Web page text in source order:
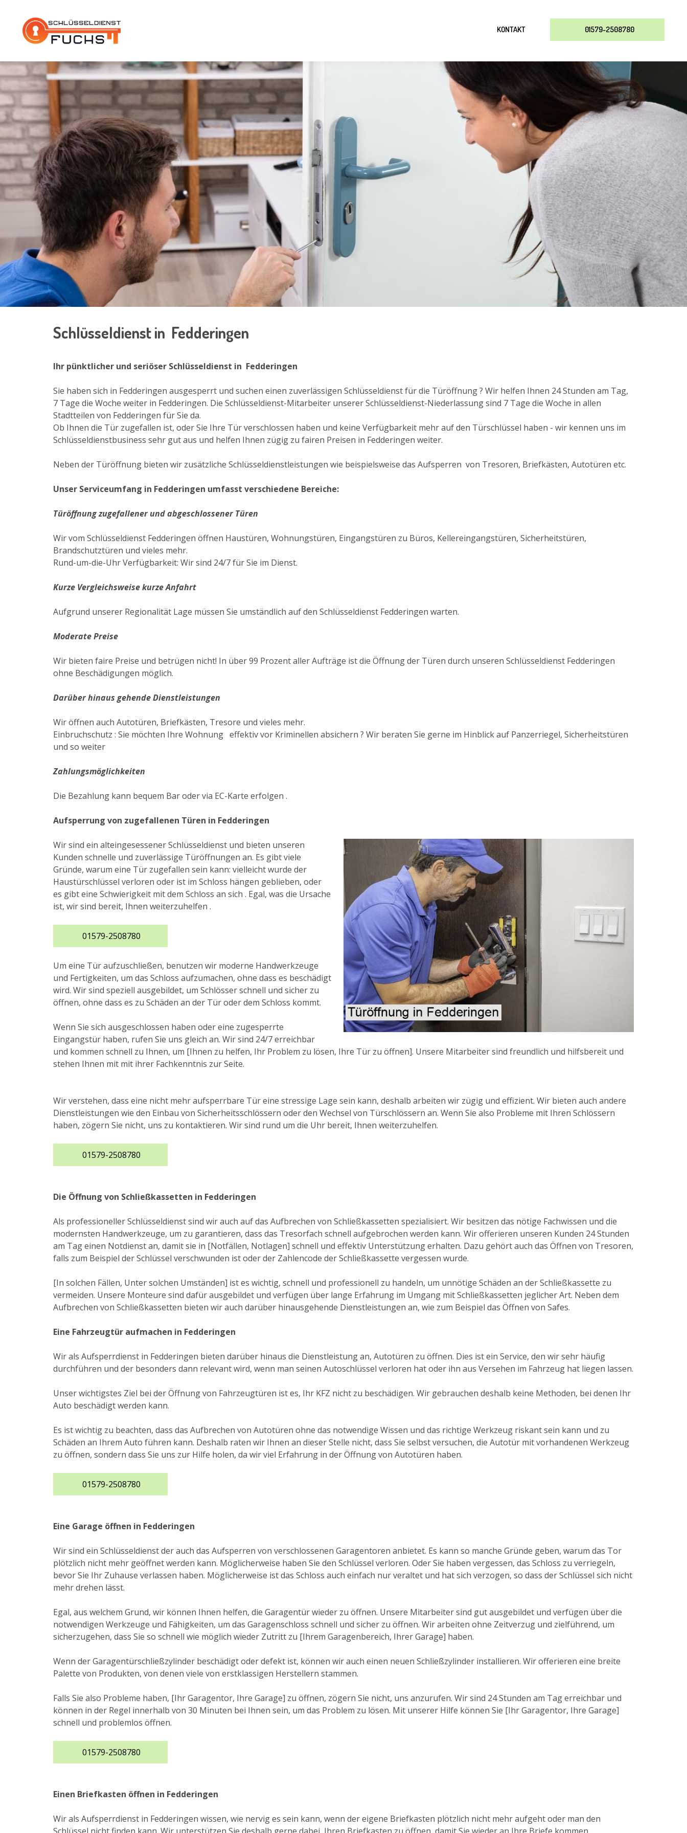
KONTAKT 01579-2508780
Schlüsseldienst in Fedderingen
Ihr pünktlicher und seriöser Schlüsseldienst in Fedderingen
Sie haben sich in Fedderingen ausgesperrt und suchen einen zuverlässigen Schlüsseldienst für die Türöffnung ? Wir helfen Ihnen 24 Stunden am Tag,
7 Tage die Woche weiter in Fedderingen. Die Schlüsseldienst-Mitarbeiter unserer Schlüsseldienst-Niederlassung sind 7 Tage die Woche in allen
Stadtteilen von Fedderingen für Sie da.
Ob Ihnen die Tür zugefallen ist, oder Sie Ihre Tür verschlossen haben und keine Verfügbarkeit mehr auf den Türschlüssel haben - wir kennen uns im
Schlüsseldienstbusiness sehr gut aus und helfen Ihnen zügig zu fairen Preisen in Fedderingen weiter.
Neben der Türöffnung bieten wir zusätzliche Schlüsseldienstleistungen wie beispielsweise das Aufsperren von Tresoren, Briefkästen, Autotüren etc.
Unser Serviceumfang in Fedderingen umfasst verschiedene Bereiche:
Türöffnung zugefallener und abgeschlossener Türen
Wir vom Schlüsseldienst Fedderingen öffnen Haustüren, Wohnungstüren, Eingangstüren zu Büros, Kellereingangstüren, Sicherheitstüren,
Brandschutztüren und vieles mehr.
Rund-um-die-Uhr Verfügbarkeit: Wir sind 24/7 für Sie im Dienst.
Kurze Vergleichsweise kurze Anfahrt
Aufgrund unserer Regionalität Lage müssen Sie umständlich auf den Schlüsseldienst Fedderingen warten.
Moderate Preise
Wir bieten faire Preise und betrügen nicht! In über 99 Prozent aller Aufträge ist die Öffnung der Türen durch unseren Schlüsseldienst Fedderingen
ohne Beschädigungen möglich.
Darüber hinaus gehende Dienstleistungen
Wir öffnen auch Autotüren, Briefkästen, Tresore und vieles mehr.
Einbruchschutz : Sie möchten Ihre Wohnung effektiv vor Kriminellen absichern ? Wir beraten Sie gerne im Hinblick auf Panzerriegel, Sicherheitstüren
und so weiter
Zahlungsmöglichkeiten
Die Bezahlung kann bequem Bar oder via EC-Karte erfolgen .
Aufsperrung von zugefallenen Türen in Fedderingen
Wir sind ein alteingesessener Schlüsseldienst und bieten unseren
Kunden schnelle und zuverlässige Türöffnungen an. Es gibt viele
Gründe, warum eine Tür zugefallen sein kann: vielleicht wurde der
Haustürschlüssel verloren oder ist im Schloss hängen geblieben, oder
es gibt eine Schwierigkeit mit dem Schloss an sich . Egal, was die Ursache
ist, wir sind bereit, Ihnen weiterzuhelfen .
01579-2508780
Um eine Tür aufzuschließen, benutzen wir moderne Handwerkzeuge
und Fertigkeiten, um das Schloss aufzumachen, ohne dass es beschädigt
wird. Wir sind speziell ausgebildet, um Schlösser schnell und sicher zu
öffnen, ohne dass es zu Schäden an der Tür oder dem Schloss kommt.
Wenn Sie sich ausgeschlossen haben oder eine zugesperrte
Eingangstür haben, rufen Sie uns gleich an. Wir sind 24/7 erreichbar
und kommen schnell zu Ihnen, um [Ihnen zu helfen, Ihr Problem zu lösen, Ihre Tür zu öffnen]. Unsere Mitarbeiter sind freundlich und hilfsbereit und
stehen Ihnen mit mit ihrer Fachkenntnis zur Seite.
Wir verstehen, dass eine nicht mehr aufsperrbare Tür eine stressige Lage sein kann, deshalb arbeiten wir zügig und effizient. Wir bieten auch andere
Dienstleistungen wie den Einbau von Sicherheitsschlössern oder den Wechsel von Türschlössern an. Wenn Sie also Probleme mit Ihren Schlössern
haben, zögern Sie nicht, uns zu kontaktieren. Wir sind rund um die Uhr bereit, Ihnen weiterzuhelfen.
01579-2508780
Die Öffnung von Schließkassetten in Fedderingen
Als professioneller Schlüsseldienst sind wir auch auf das Aufbrechen von Schließkassetten spezialisiert. Wir besitzen das nötige Fachwissen und die
modernsten Handwerkzeuge, um zu garantieren, dass das Tresorfach schnell aufgebrochen werden kann. Wir offerieren unseren Kunden 24 Stunden
am Tag einen Notdienst an, damit sie in [Notfällen, Notlagen] schnell und effektiv Unterstützung erhalten. Dazu gehört auch das Öffnen von Tresoren,
falls zum Beispiel der Schlüssel verschwunden ist oder der Zahlencode der Schließkassette vergessen wurde.
[In solchen Fällen, Unter solchen Umständen] ist es wichtig, schnell und professionell zu handeln, um unnötige Schäden an der Schließkassette zu
vermeiden. Unsere Monteure sind dafür ausgebildet und verfügen über lange Erfahrung im Umgang mit Schließkassetten jeglicher Art. Neben dem
Aufbrechen von Schließkassetten bieten wir auch darüber hinausgehende Dienstleistungen an, wie zum Beispiel das Öffnen von Safes.
Eine Fahrzeugtür aufmachen in Fedderingen
Wir als Aufsperrdienst in Fedderingen bieten darüber hinaus die Dienstleistung an, Autotüren zu öffnen. Dies ist ein Service, den wir sehr häufig
durchführen und der besonders dann relevant wird, wenn man seinen Autoschlüssel verloren hat oder ihn aus Versehen im Fahrzeug hat liegen lassen.
Unser wichtigstes Ziel bei der Öffnung von Fahrzeugtüren ist es, Ihr KFZ nicht zu beschädigen. Wir gebrauchen deshalb keine Methoden, bei denen Ihr
Auto beschädigt werden kann.
Es ist wichtig zu beachten, dass das Aufbrechen von Autotüren ohne das notwendige Wissen und das richtige Werkzeug riskant sein kann und zu
Schäden an Ihrem Auto führen kann. Deshalb raten wir Ihnen an dieser Stelle nicht, dass Sie selbst versuchen, die Autotür mit vorhandenen Werkzeug
zu öffnen, sondern dass Sie uns zur Hilfe holen, da wir viel Erfahrung in der Öffnung von Autotüren haben.
01579-2508780
Eine Garage öffnen in Fedderingen
Wir sind ein Schlüsseldienst der auch das Aufsperren von verschlossenen Garagentoren anbietet. Es kann so manche Gründe geben, warum das Tor
plötzlich nicht mehr geöffnet werden kann. Möglicherweise haben Sie den Schlüssel verloren. Oder Sie haben vergessen, das Schloss zu verriegeln,
bevor Sie Ihr Zuhause verlassen haben. Möglicherweise ist das Schloss auch einfach nur veraltet und hat sich verzogen, so dass der Schlüssel sich nicht
mehr drehen lässt.
Egal, aus welchem Grund, wir können Ihnen helfen, die Garagentür wieder zu öffnen. Unsere Mitarbeiter sind gut ausgebildet und verfügen über die
notwendigen Werkzeuge und Fähigkeiten, um das Garagenschloss schnell und sicher zu öffnen. Wir arbeiten ohne Zeitverzug und zielführend, um
sicherzugehen, dass Sie so schnell wie möglich wieder Zutritt zu [Ihrem Garagenbereich, Ihrer Garage] haben.
Wenn der Garagentürschließzylinder beschädigt oder defekt ist, können wir auch einen neuen Schließzylinder installieren. Wir offerieren eine breite
Palette von Produkten, von denen viele von erstklassigen Herstellern stammen.
Falls Sie also Probleme haben, [Ihr Garagentor, Ihre Garage] zu öffnen, zögern Sie nicht, uns anzurufen. Wir sind 24 Stunden am Tag erreichbar und
können in der Regel innerhalb von 30 Minuten bei Ihnen sein, um das Problem zu lösen. Mit unserer Hilfe können Sie [Ihr Garagentor, Ihre Garage]
schnell und problemlos öffnen.
01579-2508780
Einen Briefkasten öffnen in Fedderingen
Wir als Aufsperrdienst in Fedderingen wissen, wie nervig es sein kann, wenn der eigene Briefkasten plötzlich nicht mehr aufgeht oder man den